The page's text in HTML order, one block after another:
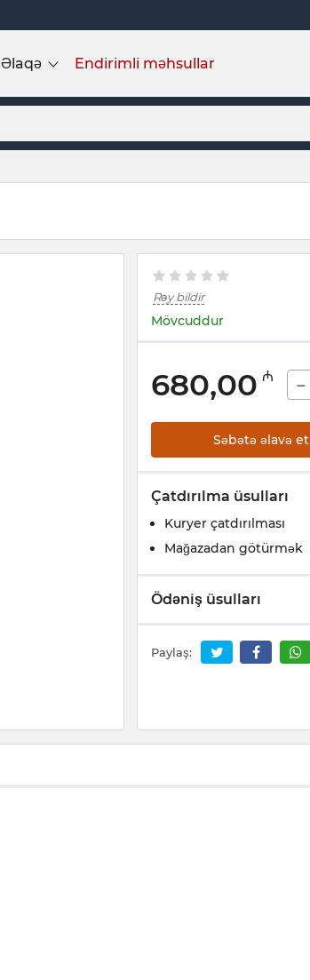
Əlaqə Endirimli məhsullar
Rəy bildir
Mövcuddur
680,00 ₼ −
Səbətə əlavə et
Çatdırılma üsulları
Kuryer çatdırılması
Mağazadan götürmək
Ödəniş üsulları
Paylaş: